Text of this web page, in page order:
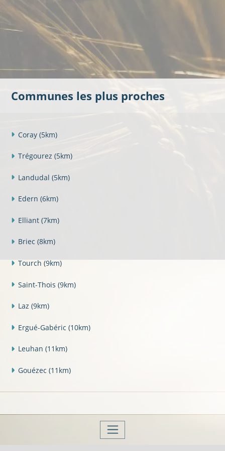
Communes les plus proches
Coray (5km)
Trégourez (5km)
Landudal (5km)
Edern (6km)
Elliant (7km)
Briec (8km)
Tourch (9km)
Saint-Thois (9km)
Laz (9km)
Ergué-Gabéric (10km)
Leuhan (11km)
Gouézec (11km)